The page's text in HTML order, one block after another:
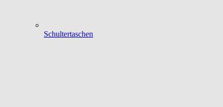
Schultertaschen